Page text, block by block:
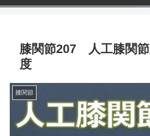
膝関節207 人工膝関節
度
膝関節